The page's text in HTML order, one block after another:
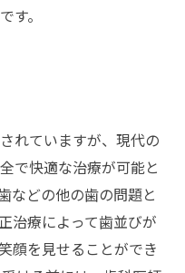
す。
れていますが、現代の
で快適な治療が可能と
などの他の歯の問題と
治療によって歯並びが
顔を見せることができ